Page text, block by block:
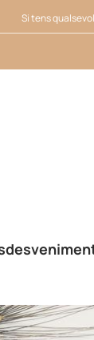
Si tens